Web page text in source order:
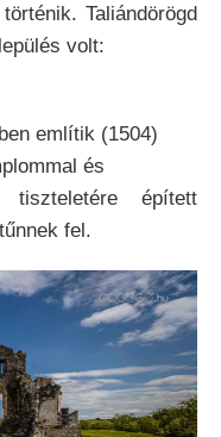
Taliándörögd
volt:
említik (1504)
és
épített
fel.